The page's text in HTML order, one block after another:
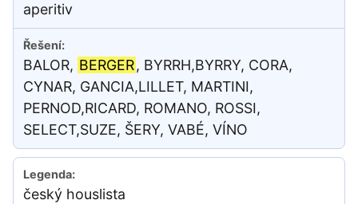
aperitiv
BALOR, BERGER, BYRRH,BYRRY, CORA,
CYNAR, GANCIA,LILLET, MARTINI,
PERNOD,RICARD, ROMANO, ROSSI,
SELECT,SUZE, ŠERY, VABÉ, VÍNO
český houslista